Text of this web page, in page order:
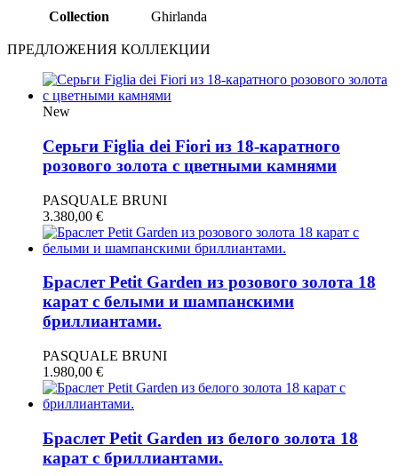
Collection Ghirlanda
ПРЕДЛОЖЕНИЯ КОЛЛЕКЦИИ
New
Серьги Figlia dei Fiori из 18-каратного
розового золота с цветными камнями
PASQUALE BRUNI
3.380,00 €
Браслет Petit Garden из розового золота 18
карат с белыми и шампанскими
бриллиантами.
PASQUALE BRUNI
1.980,00 €
Браслет Petit Garden из белого золота 18
карат с бриллиантами.